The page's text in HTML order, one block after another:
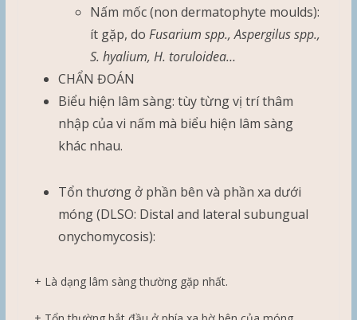
Nấm mốc (non dermatophyte moulds):
ít gặp, do Fusarium spp., Aspergilus spp.,
S. hyalium, H. toruloidea…
CHẨN ĐOÁN
Biểu hiện lâm sàng: tùy từng vị trí thâm
nhập của vi nấm mà biểu hiện lâm sàng
khác nhau.
Tổn thương ở phần bên và phần xa dưới
móng (DLSO: Distal and lateral subungual
onychomycosis):
+ Là dạng lâm sàng thường gặp nhất.